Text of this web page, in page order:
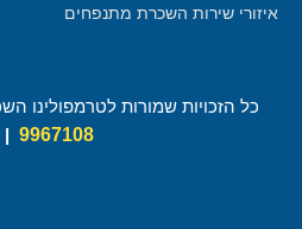
איזורי שירות השכרת מתנפחים
כל הזכויות שמורות לטרמפולינו
9967108
|